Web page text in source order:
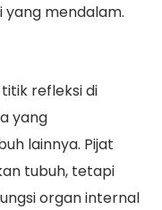
mendalam.
refleksi di
yang
lainnya. Pijat
tubuh, tetapi
organ internal